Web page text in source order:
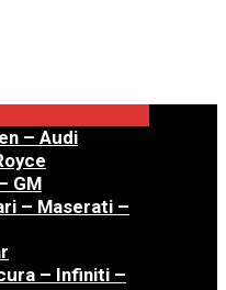
– Audi
GM
– Maserati –
– Infiniti –